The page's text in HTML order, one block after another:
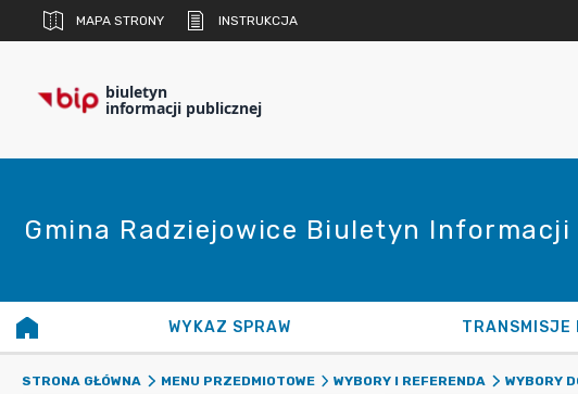
MAPA STRONY INSTRUKCJA
biuletyn
informacji publicznej
Gmina Radziejowice Biuletyn Informacji
WYKAZ SPRAW TRANSMISJE
STRONA GŁÓWNA MENU PRZEDMIOTOWE WYBORY I REFERENDA WYBORY